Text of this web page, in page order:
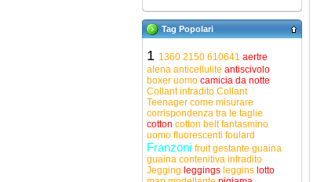
Tag Popolari
1 1360 2150 610641 aertre
alena anticellulite antiscivolo
boxer uomo camicia da notte
Collant infradito Collant
Teenager come misurare
corrispondenza tra le taglie
cotton cotton beltfantasmino
uomo fluorescenti foulard
Franzoni fruitgestante guaina
guaina contenitiva infradito
Jegging leggings leggins lotto